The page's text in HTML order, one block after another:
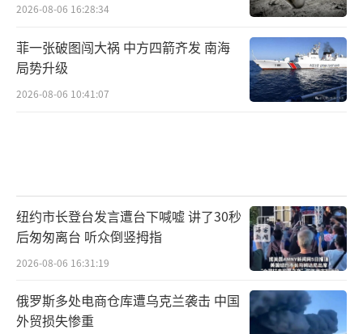
2026-08-06 16:28:34
菲一张破图闯大祸 中方四箭齐发 南海
局势升级
2026-08-06 10:41:07
纽约市长登台发言遭台下喊嘘 讲了30秒
后匆匆离台 听众倒竖拇指
2026-08-06 16:31:19
俄罗斯多处电商仓库遭乌克兰袭击 中国
外贸损失惨重